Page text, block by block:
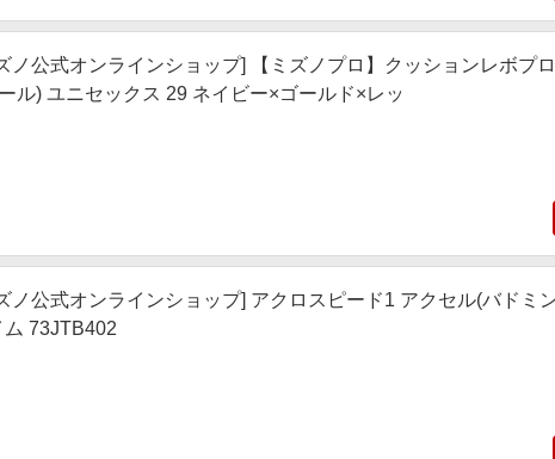
ノ公式オンラインショップ] 【ミズノプロ】クッションレボプ
ル) ユニセックス 29 ネイビー×ゴールド×レッ
ノ公式オンラインショップ] アクロスピード1 アクセル(バドミ
ム 73JTB402